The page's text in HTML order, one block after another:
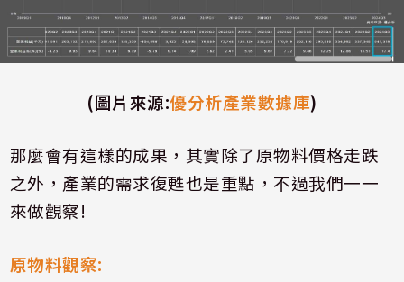
(圖片來源:優分析產業數據庫)
那麼會有這樣的成果，其實除了原物料價格走跌
之外，產業的需求復甦也是重點，不過我們一一
來做觀察!
原物料觀察: